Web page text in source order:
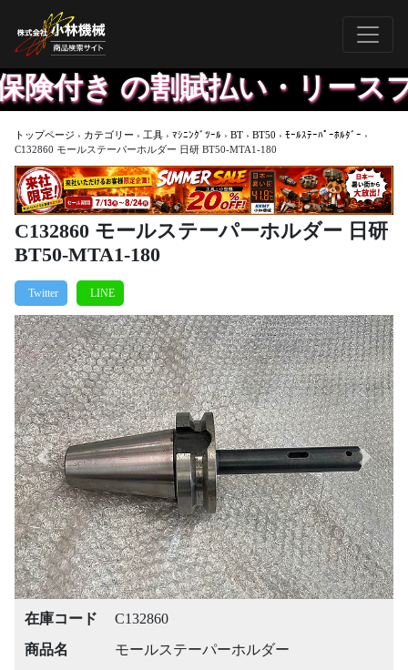
割賦払い・リースプラ
トップページ › カテゴリー › 工具 › ﾏｼﾆﾝｸﾞﾂｰﾙ › BT › BT50 › ﾓｰﾙｽﾃｰﾊﾟｰﾎﾙﾀﾞｰ ›
C132860 モールステーパーホルダー 日研 BT50-MTA1-180
C132860 モールステーパーホルダー 日研
BT50-MTA1-180
Previous Next
在庫コード
C132860
商品名
モールステーパーホルダー